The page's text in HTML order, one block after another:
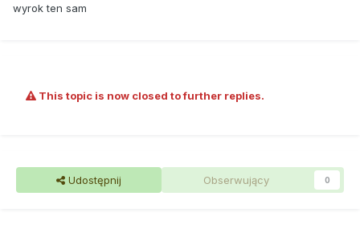
wyrok ten sam
This topic is now closed to further replies.
Udostępnij Obserwujący 0